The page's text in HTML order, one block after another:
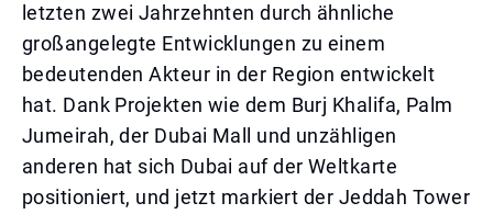
letzten zwei Jahrzehnten durch ähnliche
großangelegte Entwicklungen zu einem
bedeutenden Akteur in der Region entwickelt
hat. Dank Projekten wie dem Burj Khalifa, Palm
Jumeirah, der Dubai Mall und unzähligen
anderen hat sich Dubai auf der Weltkarte
positioniert, und jetzt markiert der Jeddah Tower